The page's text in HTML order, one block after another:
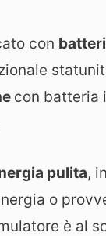
con
con batteria
pulita,
o
è al